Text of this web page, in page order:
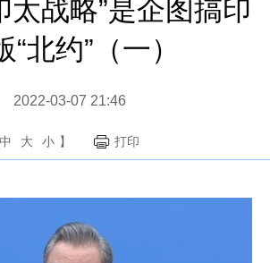
太战略”是企图搞印
“北约”（一）
2022-03-07 21:46
中 大 小 】 打印